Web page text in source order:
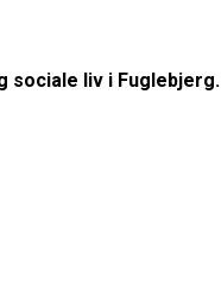
sociale liv i Fuglebjerg.